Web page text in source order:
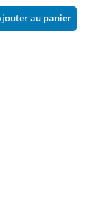
au panier